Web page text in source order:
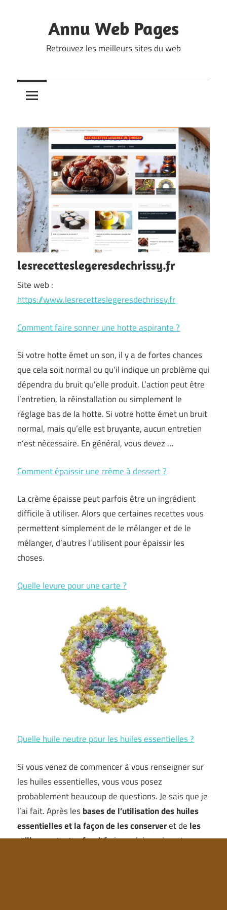
Annu Web Pages
Retrouvez les meilleurs sites du web
lesrecetteslegeresdechrissy.fr
Site web :
https://www.lesrecetteslegeresdechrissy.fr
Comment faire sonner une hotte aspirante ?
Si votre hotte émet un son, il y a de fortes chances
que cela soit normal ou qu’il indique un problème qui
dépendra du bruit qu’elle produit. L’action peut être
l’entretien, la réinstallation ou simplement le
réglage bas de la hotte. Si votre hotte émet un bruit
normal, mais qu’elle est bruyante, aucun entretien
n’est nécessaire. En général, vous devez …
Comment épaissir une crème à dessert ?
La crème épaisse peut parfois être un ingrédient
difficile à utiliser. Alors que certaines recettes vous
permettent simplement de le mélanger et de le
mélanger, d’autres l’utilisent pour épaissir les
choses.
Quelle levure pour une carte ?
Quelle huile neutre pour les huiles essentielles ?
Si vous venez de commencer à vous renseigner sur
les huiles essentielles, vous vous posez
probablement beaucoup de questions. Je sais que je
l’ai fait. Après lesbases de l’utilisation des huiles
essentielleset la façon de les conserveret de les
utiliser en toute sécurité, je voulais vraiment en